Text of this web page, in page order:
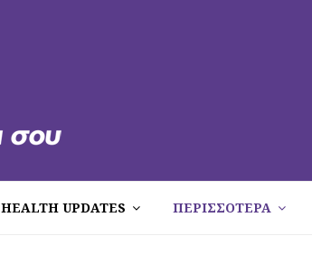
HEALTH UPDATES ΠΕΡΙΣΣΟΤΕΡΑ